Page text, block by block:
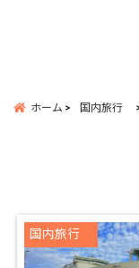
ホーム 国内旅行
国内旅行